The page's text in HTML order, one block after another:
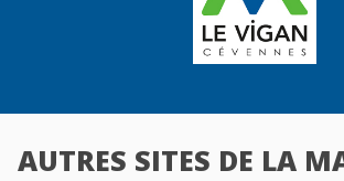
AUTRES SITES DE LA